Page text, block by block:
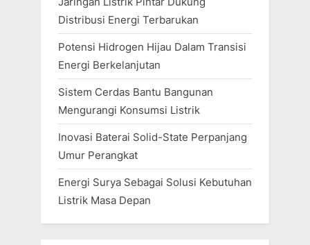
Distribusi Energi Terbarukan
Potensi Hidrogen Hijau Dalam Transisi
Energi Berkelanjutan
Sistem Cerdas Bantu Bangunan
Mengurangi Konsumsi Listrik
Inovasi Baterai Solid-State Perpanjang
Umur Perangkat
Energi Surya Sebagai Solusi Kebutuhan
Listrik Masa Depan